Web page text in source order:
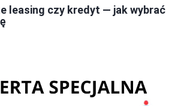
leasing czy kredyt — jak wybrać